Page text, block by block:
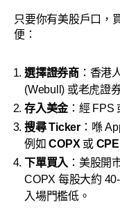
只要你有美股戶口，
便：
選擇證券商：香港
(Webull) 或老虎證
存入美金：經 FPS
搜尋 Ticker：喺
例如COPX 或
下單買入 ：美股開
COPX 每股大約
入場門檻低。